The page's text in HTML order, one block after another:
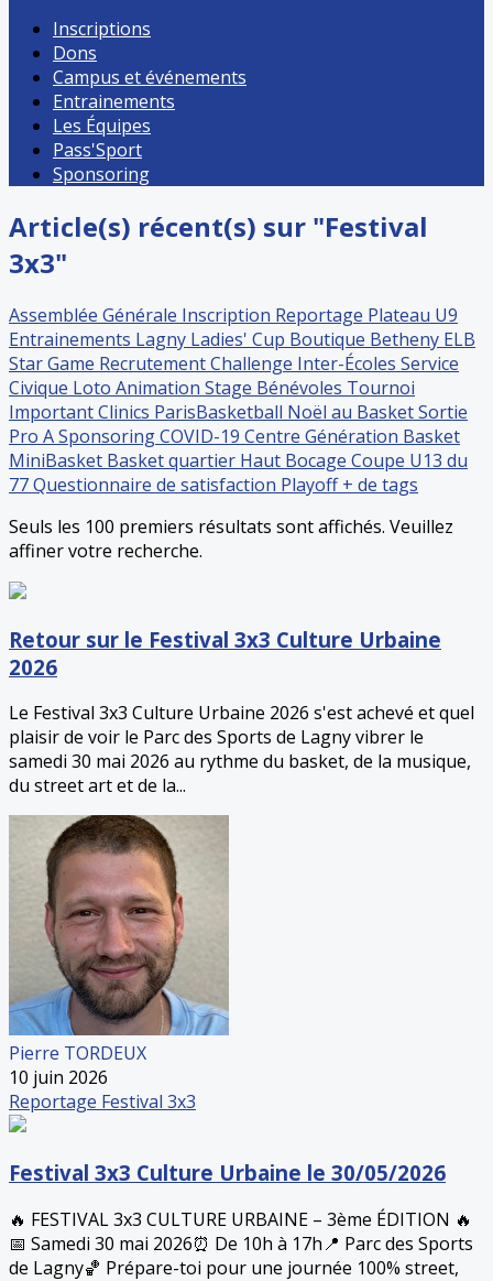
Inscriptions
Dons
Campus et événements
Entrainements
Les Équipes
Pass'Sport
Sponsoring
Article(s) récent(s) sur "Festival
3x3"
Assemblée Générale Inscription Reportage Plateau U9
Entrainements Lagny Ladies' Cup Boutique Betheny ELB
Star Game RecrutementChallenge Inter-Écoles Service
Civique Loto Animation Stage Bénévoles Tournoi
ImportantClinics ParisBasketball Noël au BasketSortie
Pro ASponsoringCOVID-19 Centre Génération Basket
MiniBasket Basket quartier Haut Bocage Coupe U13 du
77Questionnaire de satisfaction Playoff+ de tags
Seuls les 100 premiers résultats sont affichés. Veuillez
affiner votre recherche.
Retour sur le Festival 3x3 Culture Urbaine
2026
Le Festival 3x3 Culture Urbaine 2026 s'est achevé et quel
plaisir de voir le Parc des Sports de Lagny vibrer le
samedi 30 mai 2026 au rythme du basket, de la musique,
du street art et de la...
Pierre TORDEUX
10 juin 2026
Reportage Festival 3x3
Festival 3x3 Culture Urbaine le 30/05/2026
🔥 FESTIVAL 3x3 CULTURE URBAINE – 3ème ÉDITION 🔥
📅 Samedi 30 mai 2026⏰ De 10h à 17h📍 Parc des Sports
de Lagny🏀 Prépare-toi pour une journée 100% street,